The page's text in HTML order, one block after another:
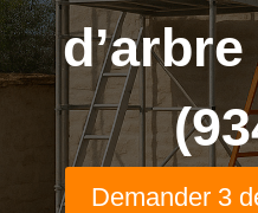
Demander 3